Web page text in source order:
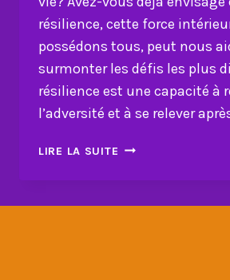
résilience, cette force
possédons tous, peut nous
surmonter les défis les plus
résilience est une capacité à
l’adversité et à se relever
LIRE LA SUITE COMMENT